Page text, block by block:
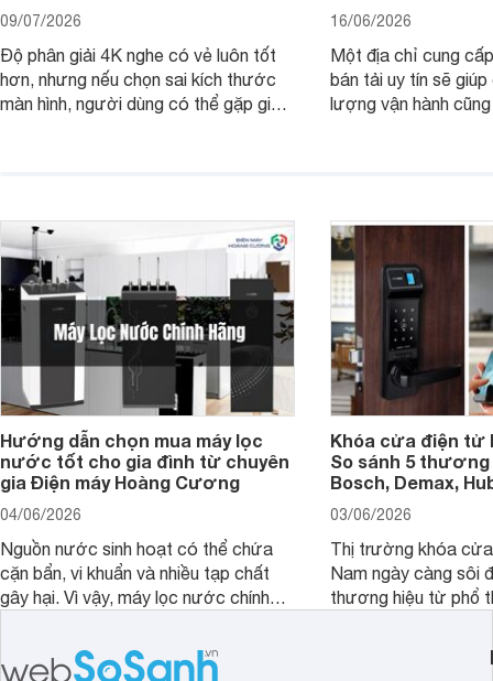
09/07/2026
Độ phân giải 4K nghe có vẻ luôn tốt
hơn, nhưng nếu chọn sai kích thước
màn hình, người dùng có thể gặp giao
16/06/2026
Một địa chỉ cung
bán tải uy tín sẽ
lượng vận hành
Hướng dẫn chọn mua máy lọc
nước tốt cho gia đình từ chuyên
gia Điện máy Hoàng Cương
04/06/2026
Nguồn nước sinh hoạt có thể chứa
cặn bẩn, vi khuẩn và nhiều tạp chất
gây hại. Vì vậy, máy lọc nước chính
sức khỏe và đảm bảo nguồn nước
sạch cho cả gia đình.
Khóa cửa điện tử
So sánh 5 thương
Bosch, Demax,
03/06/2026
Thị trường khóa
Nam ngày càng sôi
thương hiệu từ phổ
cửa điện tử hãng
sẽ so sánh 5